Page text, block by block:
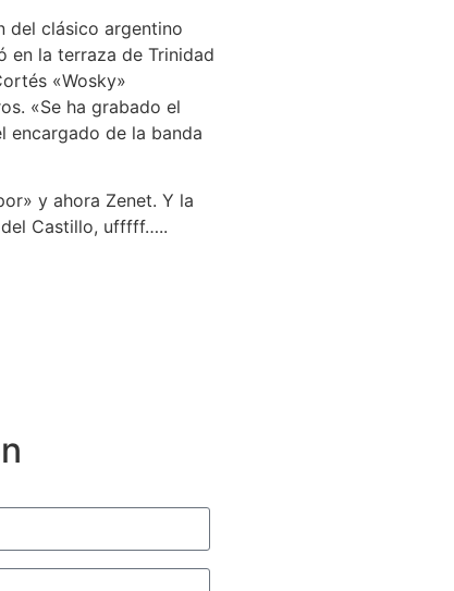
del clásico argentino
en la terraza de Trinidad
«Wosky»
«Se ha grabado el
encargado de la banda
y ahora Zenet. Y la
del Castillo, ufffff…..